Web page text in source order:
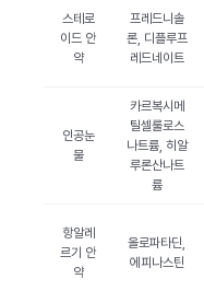
스테로
이드 안
약
프레드니솔
론, 디플루프
레드네이트
인공눈
물
카르복시메
틸셀룰로스
나트륨, 히알
루론산나트
륨
항알레
르기 안
약
올로파타딘,
에피나스틴